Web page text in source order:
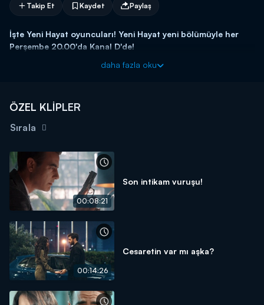
Takip Et Kaydet Paylaş
İşte Yeni Hayat oyuncuları! Yeni Hayat yeni bölümüyle her
Perşembe 20.00'da Kanal D'de!
daha fazla oku
ÖZEL KLİPLER
Sırala
00:08:21
Son intikam vuruşu!
00:14:26
Cesaretin var mı aşka?